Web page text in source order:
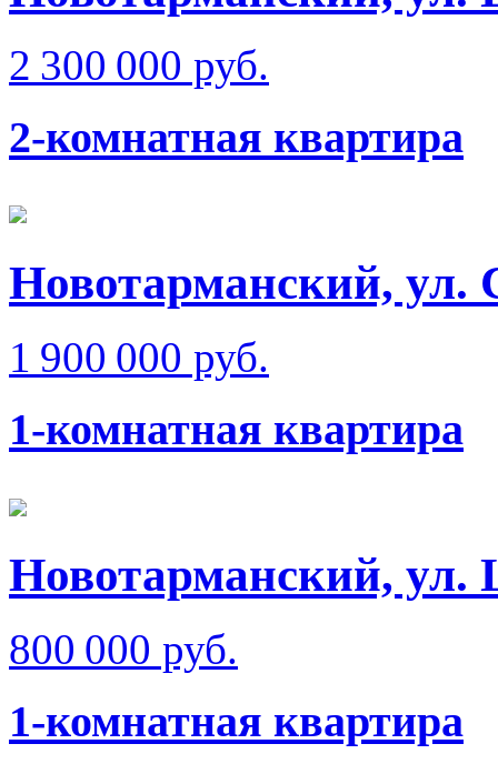
2 300 000 руб.
2-комнатная квартира
Новотарманский,
1 900 000 руб.
1-комнатная квартира
Новотарманский, ул.
800 000 руб.
1-комнатная квартира